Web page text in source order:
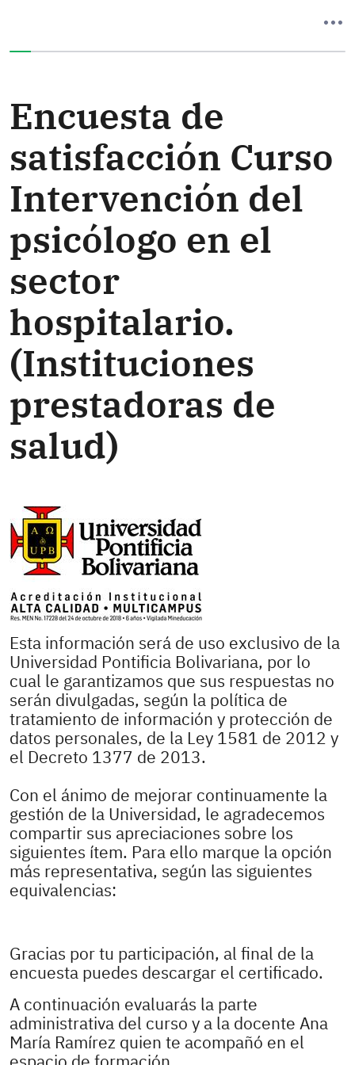
Encuesta de
satisfacción Curso
Intervención del
psicólogo en el
sector
hospitalario.
(Instituciones
prestadoras de
salud)
Esta información será de uso exclusivo de la
Universidad Pontificia Bolivariana, por lo
cual le garantizamos que sus respuestas no
serán divulgadas, según la política de
tratamiento de información y protección de
datos personales, de la Ley 1581 de 2012 y
el Decreto 1377 de 2013.
Con el ánimo de mejorar continuamente la
gestión de la Universidad, le agradecemos
compartir sus apreciaciones sobre los
siguientes ítem. Para ello marque la opción
más representativa, según las siguientes
equivalencias:
Gracias por tu participación, al final de la
encuesta puedes descargar el certificado.
A continuación evaluarás la parte
administrativa del curso y a la docente Ana
María Ramírez quien te acompañó en el